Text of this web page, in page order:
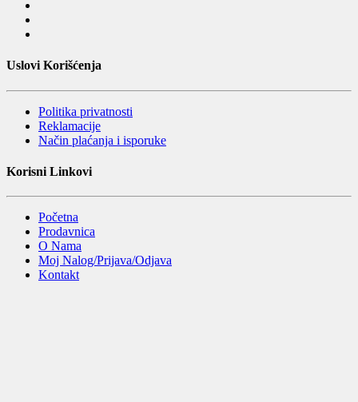
Uslovi Korišćenja
Politika privatnosti
Reklamacije
Način plaćanja i isporuke
Korisni Linkovi
Početna
Prodavnica
O Nama
Moj Nalog/Prijava/Odjava
Kontakt